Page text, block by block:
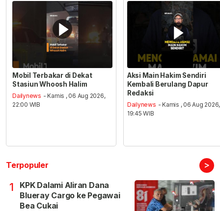
Mobil Terbakar di Dekat
Stasiun Whoosh Halim
Dailynews - Kamis , 06 Aug 2026,
22:00 WIB
Aksi Main Hakim Sendiri
Kembali Berulang Dapur
Redaksi
Dailynews - Kamis , 06 Aug 2026,
19:45 WIB
Terpopuler >
1
KPK Dalami Aliran Dana
Blueray Cargo ke Pegawai
Bea Cukai